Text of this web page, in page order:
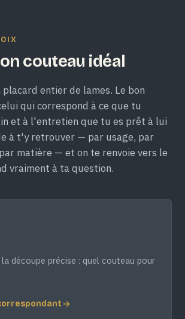
couteau idéal
placard entier de lames. Le bon
qui correspond à ce que tu
et à l'entretien que tu es prêt à lui
à t'y retrouver — par usage, par
matière — et on te renvoie vers le
vraiment à ta question.
découpe précise : quel couteau pour